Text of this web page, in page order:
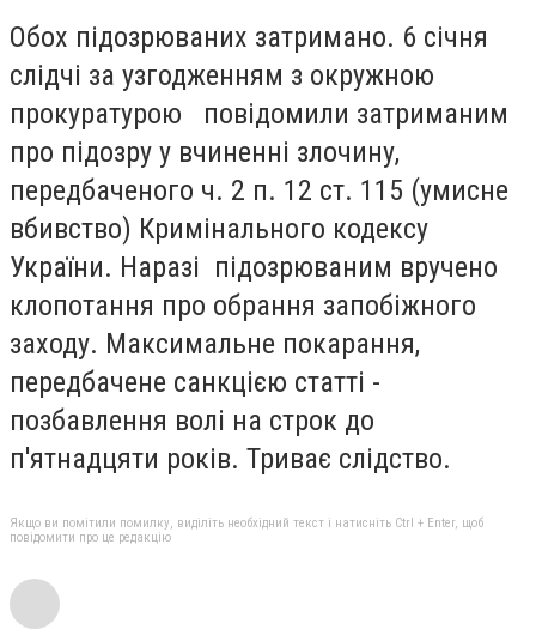
Обох підозрюваних затримано. 6 січня
слідчі за узгодженням з окружною
прокуратурою повідомили затриманим
про підозру у вчиненні злочину,
передбаченого ч. 2 п. 12 ст. 115 (умисне
вбивство) Кримінального кодексу
України. Наразі підозрюваним вручено
клопотання про обрання запобіжного
заходу. Максимальне покарання,
передбачене санкцією статті -
позбавлення волі на строк до
п'ятнадцяти років. Триває слідство.
Якщо ви помітили помилку, виділіть необхідний текст і натисніть Ctrl + Enter, щоб
повідомити про це редакцію